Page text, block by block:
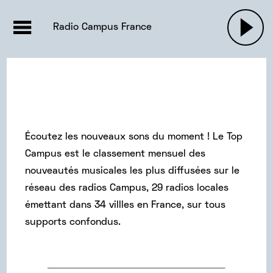
ACTUALITÉS
EMISSIONS |
PODCASTS
Radio Campus France
Écoutez les nouveaux sons du moment ! Le Top
Campus est le classement mensuel des
nouveautés musicales les plus diffusées sur le
réseau des radios Campus, 29 radios locales
émettant dans 34 villles en France, sur tous
supports confondus.